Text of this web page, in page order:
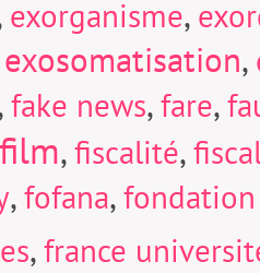
exorganisme,
exosomatisation,
fake news,fare,
film,fiscalité,
,fofana,
,france